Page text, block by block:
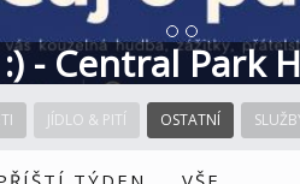
:) - Central
JÍDLO & PITÍ OSTATNÍ